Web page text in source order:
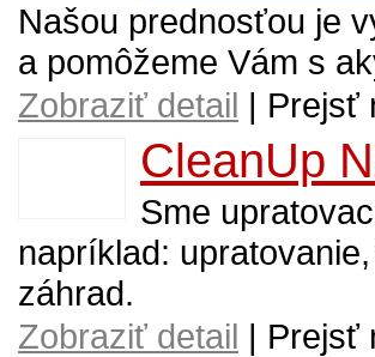
Našou prednosťou je
a pomôžeme Vám s
Zobraziť detail | Prejsť
CleanUp
Sme
napríklad:
záhrad.
Zobraziť detail | Prejsť